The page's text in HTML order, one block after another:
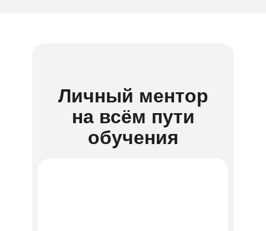
Личный ментор
на всём пути
обучения